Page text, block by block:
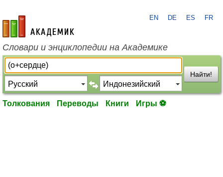
academic.ru
EN DE ES FR
Словари и энциклопедии на Академике
Найти!
Толкования Переводы Книги Игры ⚽